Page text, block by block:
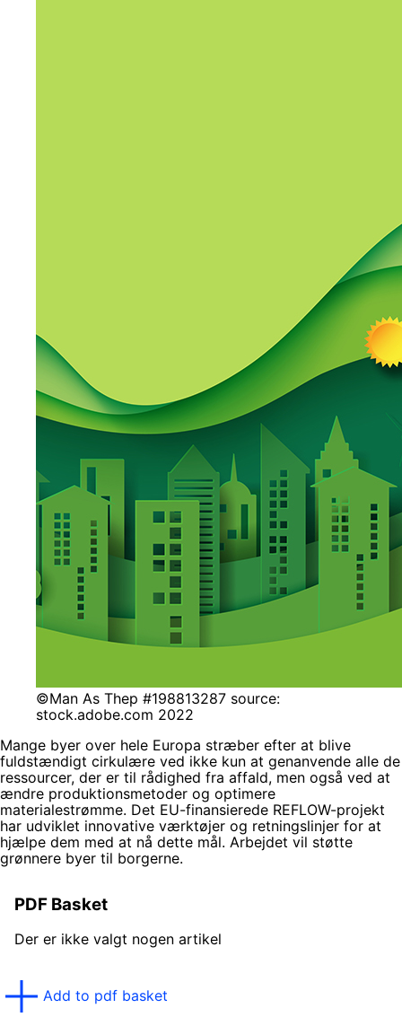
©Man As Thep #198813287 source:
stock.adobe.com 2022
Mange byer over hele Europa stræber efter at blive
fuldstændigt cirkulære ved ikke kun at genanvende alle de
ressourcer, der er til rådighed fra affald, men også ved at
ændre produktionsmetoder og optimere
materialestrømme. Det EU-finansierede REFLOW-projekt
har udviklet innovative værktøjer og retningslinjer for at
hjælpe dem med at nå dette mål. Arbejdet vil støtte
grønnere byer til borgerne.
PDF Basket
Der er ikke valgt nogen artikel
Add to pdf basket